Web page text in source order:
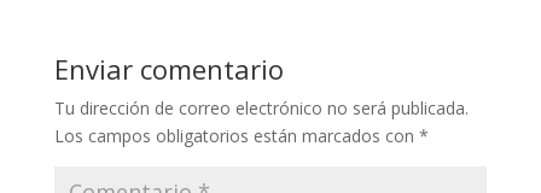
Enviar comentario
Tu dirección de correo electrónico no será publicada.
Los campos obligatorios están marcados con *